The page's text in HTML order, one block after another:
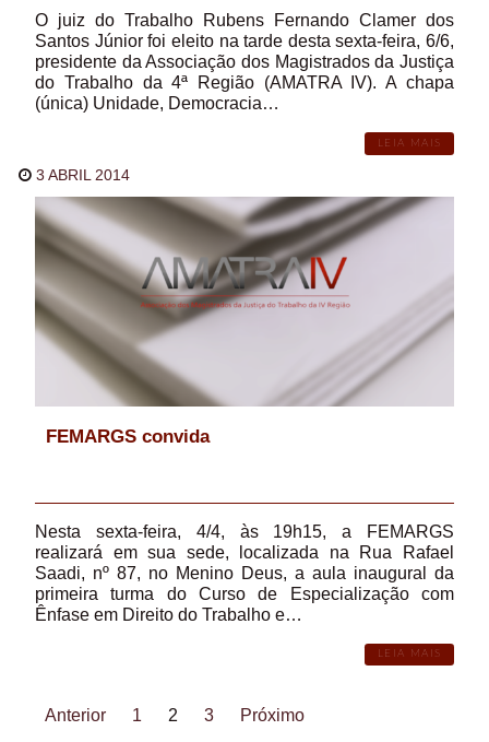
O juiz do Trabalho Rubens Fernando Clamer dos
Santos Júnior foi eleito na tarde desta sexta-feira, 6/6,
presidente da Associação dos Magistrados da Justiça
do Trabalho da 4ª Região (AMATRA IV). A chapa
(única) Unidade, Democracia…
LEIA MAIS
3 ABRIL 2014
FEMARGS convida
Nesta sexta-feira, 4/4, às 19h15, a FEMARGS
realizará em sua sede, localizada na Rua Rafael
Saadi, nº 87, no Menino Deus, a aula inaugural da
primeira turma do Curso de Especialização com
Ênfase em Direito do Trabalho e…
LEIA MAIS
Anterior 1 2 3 Próximo